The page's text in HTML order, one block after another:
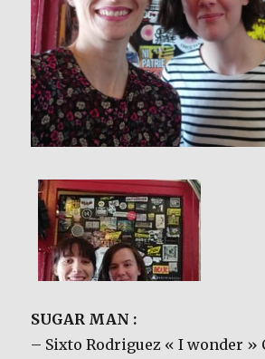
SUGAR MAN :
– Sixto Rodriguez « I wonder »